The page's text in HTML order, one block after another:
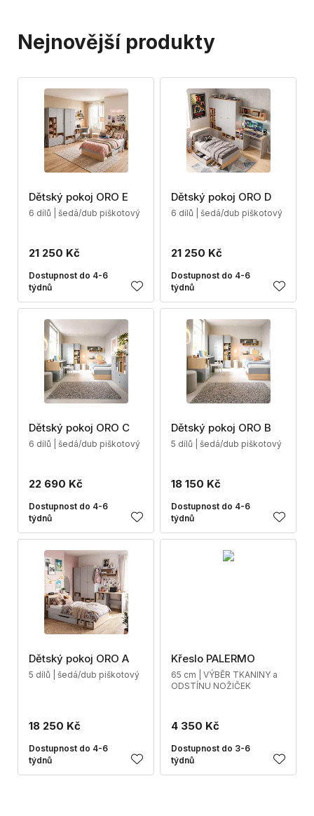
Nejnovější produkty
Dětský pokoj ORO E
6 dílů | šedá/dub piškotový
21 250 Kč
Dostupnost do 4-6
týdnů
Dětský pokoj ORO D
6 dílů | šedá/dub piškotový
21 250 Kč
Dostupnost do 4-6
týdnů
Dětský pokoj ORO C
6 dílů | šedá/dub piškotový
22 690 Kč
Dostupnost do 4-6
týdnů
Dětský pokoj ORO B
5 dílů | šedá/dub piškotový
18 150 Kč
Dostupnost do 4-6
týdnů
Dětský pokoj ORO A
5 dílů | šedá/dub piškotový
18 250 Kč
Dostupnost do 4-6
týdnů
Křeslo PALERMO
65 cm | VÝBĚR TKANINY a
ODSTÍNU NOŽIČEK
4 350 Kč
Dostupnost do 3-6
týdnů